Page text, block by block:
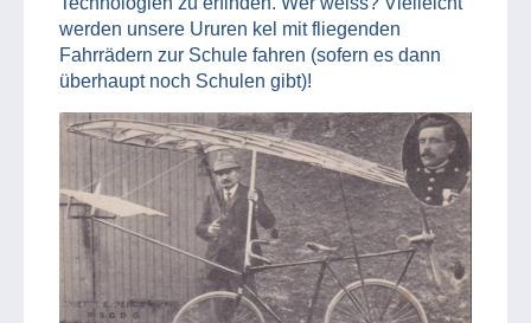
werden unsere Ururen kel mit fliegenden
Fahrrädern zur Schule fahren (sofern es dann
überhaupt noch Schulen gibt)!